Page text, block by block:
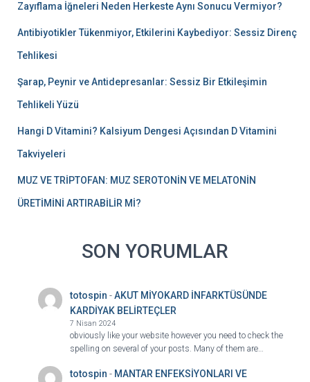
Zayıflama İğneleri Neden Herkeste Aynı Sonucu Vermiyor?
Antibiyotikler Tükenmiyor, Etkilerini Kaybediyor: Sessiz Direnç
Tehlikesi
Şarap, Peynir ve Antidepresanlar: Sessiz Bir Etkileşimin
Tehlikeli Yüzü
Hangi D Vitamini? Kalsiyum Dengesi Açısından D Vitamini
Takviyeleri
MUZ VE TRİPTOFAN: MUZ SEROTONİN VE MELATONİN
ÜRETİMİNİ ARTIRABİLİR Mİ?
SON YORUMLAR
totospin -AKUT MİYOKARD İNFARKTÜSÜNDE
KARDİYAK BELİRTEÇLER
7 Nisan 2024
obviously like your website however you need to check the
spelling on several of your posts. Many of them are…
totospin - MANTAR ENFEKSİYONLARI VE